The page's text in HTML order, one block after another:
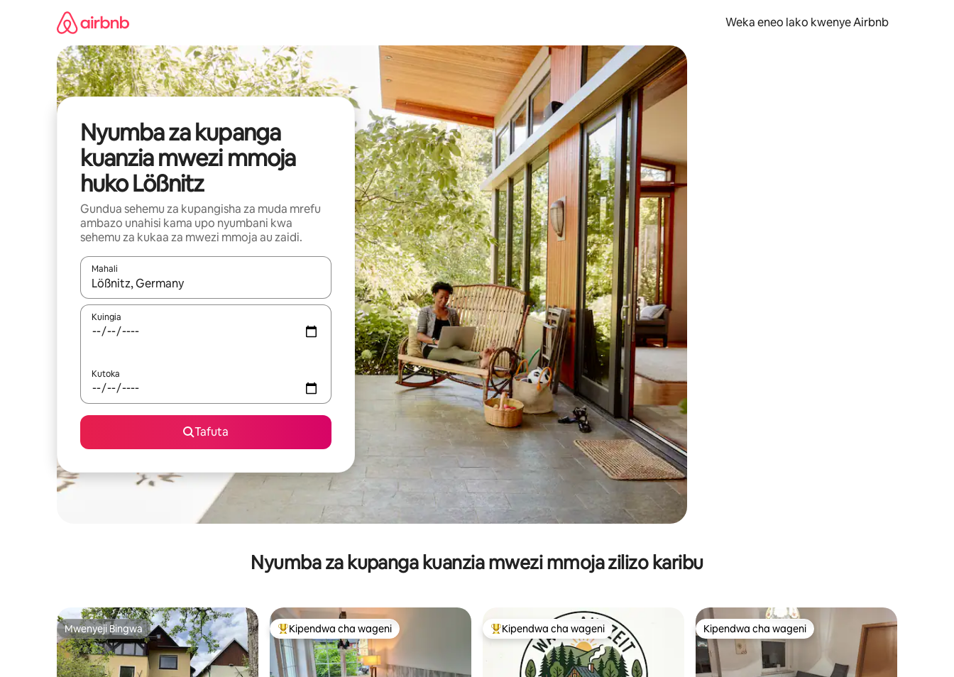
Weka eneo lako kwenye Airbnb
Nyumba za kupanga
kuanzia mwezi mmoja
huko Lößnitz
Gundua sehemu za kupangisha za muda mrefu
ambazo unahisi kama upo nyumbani kwa
sehemu za kukaa za mwezi mmoja au zaidi.
Mahali
Wakati matokeo yanapatikana, vinjari kwa kutumia vitufe vya vishale vya juu na chini au uchunguze kwa kugusa au kutelezesha kidole kwenye ishara.
Kuingia
Kutoka
Tafuta
Nyumba za kupanga kuanzia mwezi mmoja zilizo karibu
Mwenyeji Bingwa
Mwenyeji Bingwa Kipendwa maarufu cha wageni
Kipendwa cha wageni Kipendwa maarufu cha wageni
Kipendwa cha wageni Kipendwa cha wageni
Kipendwa cha wageni